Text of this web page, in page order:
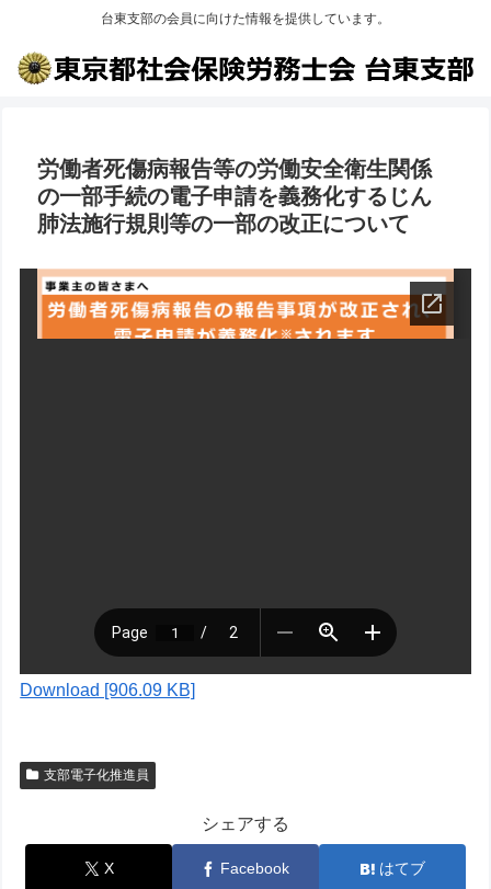
台東支部の会員に向けた情報を提供しています。
労働者死傷病報告等の労働安全衛生関係
の一部手続の電子申請を義務化するじん
肺法施行規則等の一部の改正について
Download [906.09 KB]
支部電子化推進員
シェアする
X Facebook はてブ